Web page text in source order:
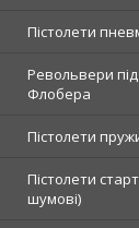
Пістолети
Револьвери
Флобера
Пістолети
Пістолети
шумові)